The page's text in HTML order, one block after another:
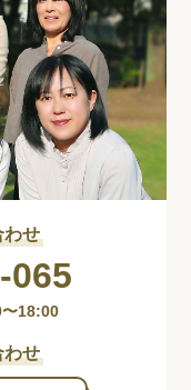
わせ
065
18:00
わせ